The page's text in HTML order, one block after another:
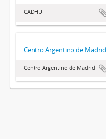
CADHU
Centro Argentino de Madrid
Centro Argentino de Madrid